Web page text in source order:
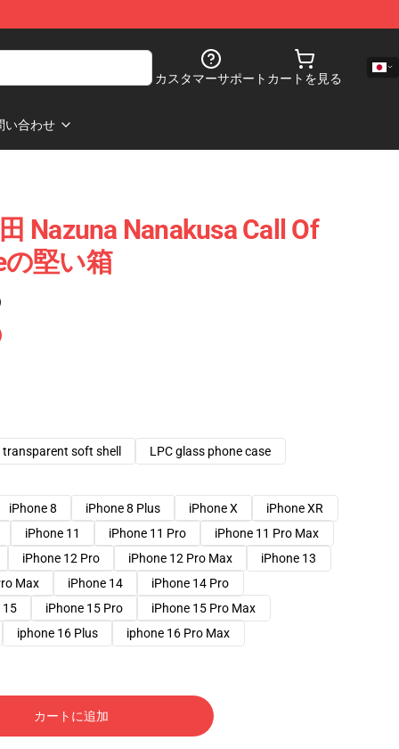
カスタマーサポート カートを見る
い合わせ
Nazuna Nanakusa Call Of
の堅い箱
transparent soft shell
LPC glass phone case
iPhone 8 iPhone 8 Plus iPhone X
iPhone XR
iPhone 11 iPhone 11 Pro
iPhone 11 Pro Max
iPhone 12 Pro iPhone 12 Pro Max
iPhone 13
Max iPhone 14
iPhone 14 Pro
15 iPhone 15 Pro
iPhone 15 Pro Max
iphone 16 Plus iphone 16 Pro Max
カートに追加